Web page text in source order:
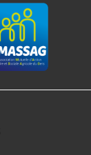
Pagès
sur